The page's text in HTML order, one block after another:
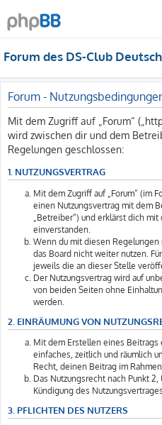
Forum des DS-Club
Forum -
Mit dem Zugriff auf „Forum“
wird zwischen dir und dem
Regelungen geschlossen:
1. NUTZUNGSVERTRAG
Mit dem Zugriff auf „Forum“ (im
einen Nutzungsvertrag mit dem
„Betreiber“) und erklärst dich
einverstanden.
Wenn du mit diesen
das Board nicht weiter nutzen.
jeweils die an dieser Stelle
Der Nutzungsvertrag wird auf
von beiden Seiten ohne
werden.
2. EINRÄUMUNG VON
Mit dem Erstellen eines
einfaches, zeitlich und räumlich
Recht, deinen Beitrag im
Das Nutzungsrecht nach Punkt
Kündigung des
3. PFLICHTEN DES NUTZERS